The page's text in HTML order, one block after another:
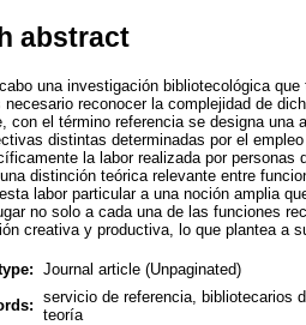
abstract
una investigación bibliotecológica
necesario reconocer la complejidad de
con el término referencia se designa
distintas determinadas por el
la labor realizada por
distinción teórica relevante entre
labor particular a una noción amplia
no solo a cada una de las funciones
creativa y productiva, lo que plantea a
Journal article (Unpaginated)
servicio de referencia, bibliotecarios
teoría